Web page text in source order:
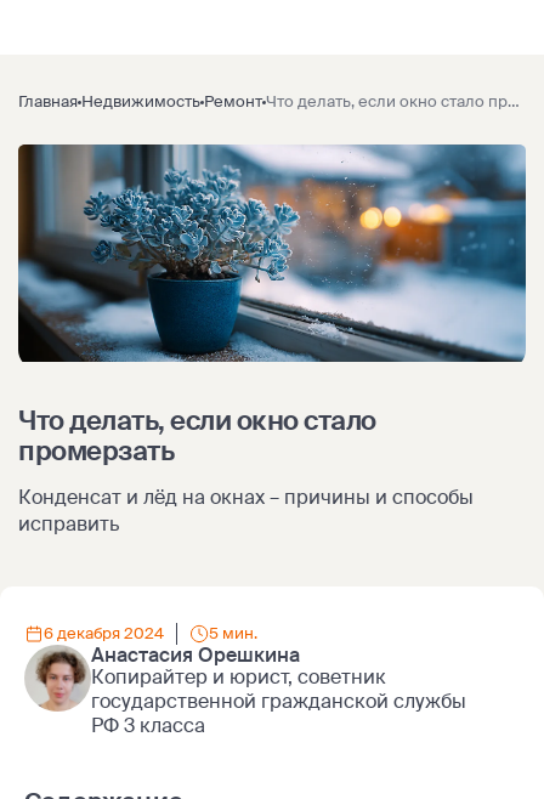
Главная Недвижимость Ремонт Что делать, если окно стало промерзать
Что делать, если окно стало
промерзать
Конденсат и лёд на окнах – причины и способы
исправить
Анастасия Орешкина
Копирайтер и юрист, советник
государственной гражданской службы
РФ 3 класса
6 декабря 2024 5 мин.